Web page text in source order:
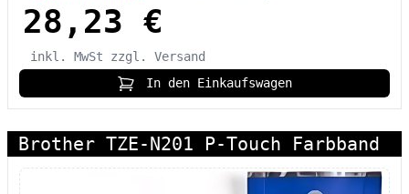
28,23 €
inkl. MwSt
zzgl. Versand
In den Einkaufswagen
Brother TZE-N201 P-Touch Farbband